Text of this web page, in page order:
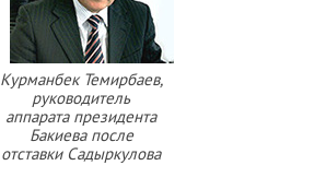
Курманбек Темирбаев,
руководитель
аппарата президента
Бакиева после
отставки Садыркулова